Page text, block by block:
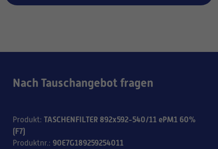
Nach Tauschangebot fragen
Produkt: TASCHENFILTER 892x592-540/11 ePM1 60%
(F7)
Produktnr.: 90E7G189259254011